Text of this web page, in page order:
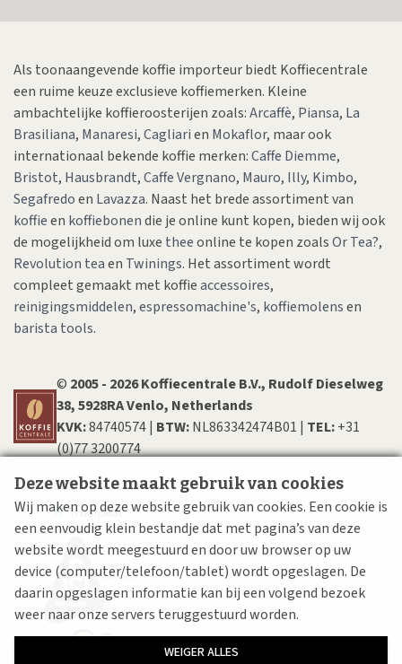
Deze website maakt gebruik van cookies
Wij maken op deze website gebruik van cookies. Een cookie is
een eenvoudig klein bestandje dat met pagina’s van deze
website wordt meegestuurd en door uw browser op uw
device (computer/telefoon/tablet) wordt opgeslagen. De
daarin opgeslagen informatie kan bij een volgend bezoek
weer naar onze servers teruggestuurd worden.
WEIGER ALLES
Als toonaangevende koffie importeur biedt Koffiecentrale
een ruime keuze exclusieve koffiemerken. Kleine
ambachtelijke koffieroosterijen zoals:Arcaffè, Piansa, La
Brasiliana, Manaresi,Cagliarien Mokaflor, maar ook
internationaal bekende koffie merken:Caffe Diemme,
Bristot, Hausbrandt,Caffe Vergnano, Mauro, Illy, Kimbo,
Segafredoen Lavazza. Naast het brede assortiment van
koffieen koffiebonendie je online kunt kopen, bieden wij ook
de mogelijkheid om luxe theeonline te kopen zoalsOr Tea?,
Revolution teaen Twinings. Het assortiment wordt
compleet gemaakt met koffieaccessoires,
reinigingsmiddelen,espressomachine's, koffiemolensen
barista tools.
© 200​5​ - 2026 Koffiecentrale B.V., Rudolf Dieselweg
38, 5928RA Venlo, Netherlands
KVK:84740574 | BTW:NL863342474B01 | TEL:+31
(0)77 3200774